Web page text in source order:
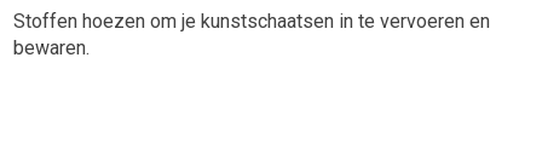
Stoffen hoezen om je kunstschaatsen in te vervoeren en
bewaren.